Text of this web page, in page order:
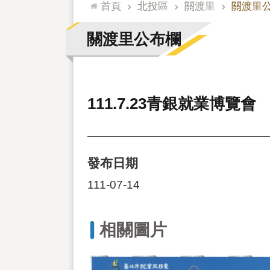
首頁 北投區 關渡里 關渡里
關渡里公布欄
111.7.23青銀就業博覽會
發布日期
111-07-14
相關圖片